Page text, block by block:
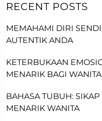
RECENT POSTS
MEMAHAMI DIRI
AUTENTIK ANDA
KETERBUKAAN
MENARIK BAGI WANITA
BAHASA TUBUH:
MENARIK WANITA